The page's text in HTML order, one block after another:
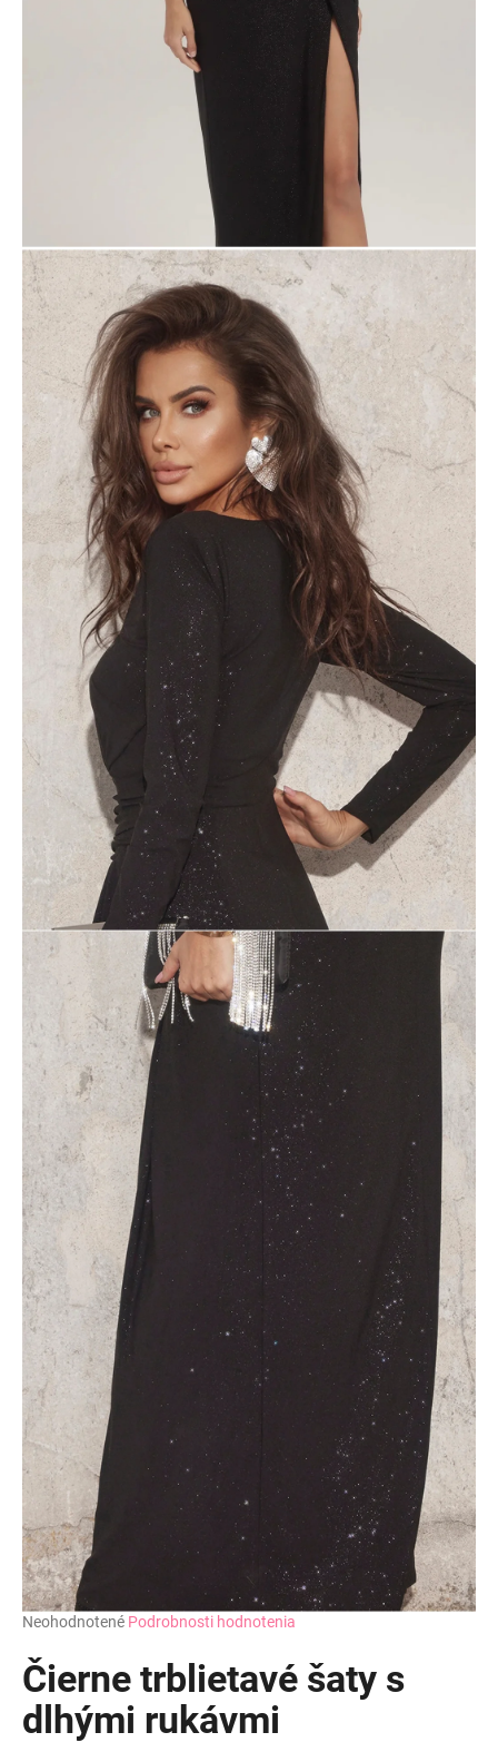
Priemerné
produktu
je
0,0
z
Neohodnotené Podrobnosti hodnotenia
Čierne trblietavé šaty s
dlhými rukávmi